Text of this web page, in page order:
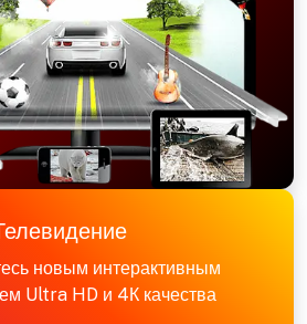
новым интерактивным
Ultra HD и 4К качества